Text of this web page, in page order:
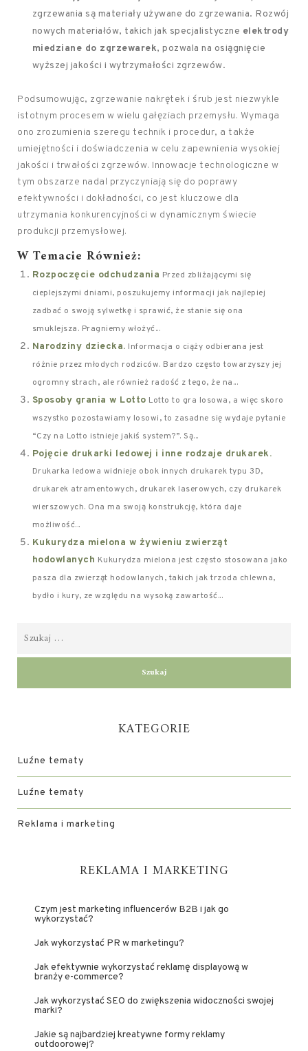
zgrzewania są materiały używane do zgrzewania. Rozwój
nowych materiałów, takich jak specjalistyczne elektrody
miedziane do zgrzewarek, pozwala na osiągnięcie
wyższej jakości i wytrzymałości zgrzewów.
Podsumowując, zgrzewanie nakrętek i śrub jest niezwykle
istotnym procesem w wielu gałęziach przemysłu. Wymaga
ono zrozumienia szeregu technik i procedur, a także
umiejętności i doświadczenia w celu zapewnienia wysokiej
jakości i trwałości zgrzewów. Innowacje technologiczne w
tym obszarze nadal przyczyniają się do poprawy
efektywności i dokładności, co jest kluczowe dla
utrzymania konkurencyjności w dynamicznym świecie
produkcji przemysłowej.
W Temacie Również:
Rozpoczęcie odchudzania Przed zbliżającymi się
cieplejszymi dniami, poszukujemy informacji jak najlepiej
zadbać o swoją sylwetkę i sprawić, że stanie się ona
smuklejsza. Pragniemy włożyć...
Narodziny dziecka. Informacja o ciąży odbierana jest
różnie przez młodych rodziców. Bardzo często towarzyszy jej
ogromny strach, ale również radość z tego, że na...
Sposoby grania w Lotto Lotto to gra losowa, a więc skoro
wszystko pozostawiamy losowi, to zasadne się wydaje pytanie
“Czy na Lotto istnieje jakiś system?”. Są...
Pojęcie drukarki ledowej i inne rodzaje drukarek.
Drukarka ledowa widnieje obok innych drukarek typu 3D,
drukarek atramentowych, drukarek laserowych, czy drukarek
wierszowych. Ona ma swoją konstrukcję, która daje
możliwość...
Kukurydza mielona w żywieniu zwierząt
hodowlanych Kukurydza mielona jest często stosowana jako
pasza dla zwierząt hodowlanych, takich jak trzoda chlewna,
bydło i kury, ze względu na wysoką zawartość...
KATEGORIE
Luźne tematy
Luźne tematy
Reklama i marketing
REKLAMA I MARKETING
Czym jest marketing influencerów B2B i jak go
wykorzystać?
Jak wykorzystać PR w marketingu?
Jak efektywnie wykorzystać reklamę displayową w
branży e-commerce?
Jak wykorzystać SEO do zwiększenia widoczności swojej
marki?
Jakie są najbardziej kreatywne formy reklamy
outdoorowej?